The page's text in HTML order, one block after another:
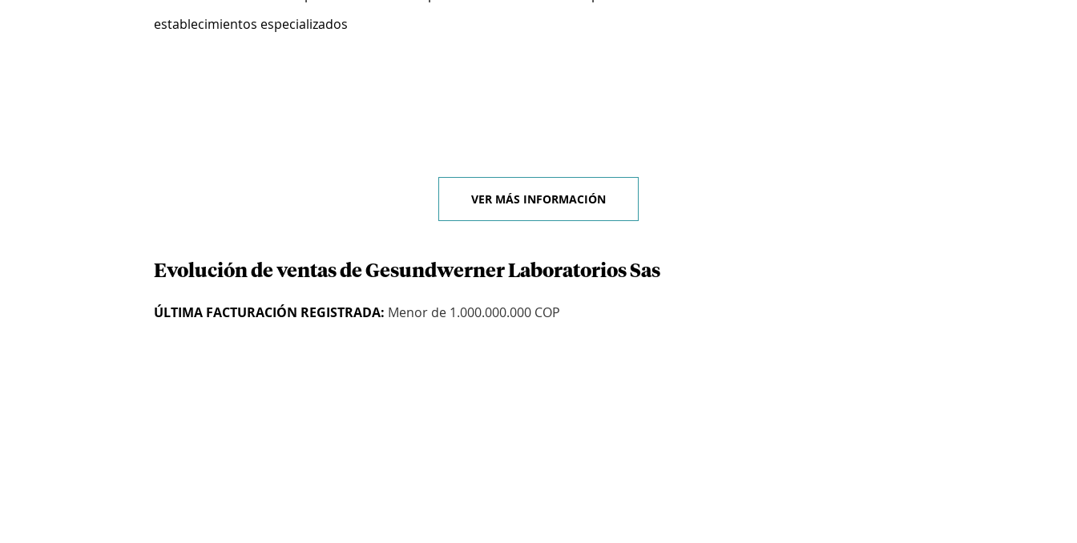
establecimientos especializados
VER MÁS INFORMACIÓN
Evolución de ventas de Gesundwerner Laboratorios Sas
ÚLTIMA FACTURACIÓN REGISTRADA: Menor de 1.000.000.000 COP